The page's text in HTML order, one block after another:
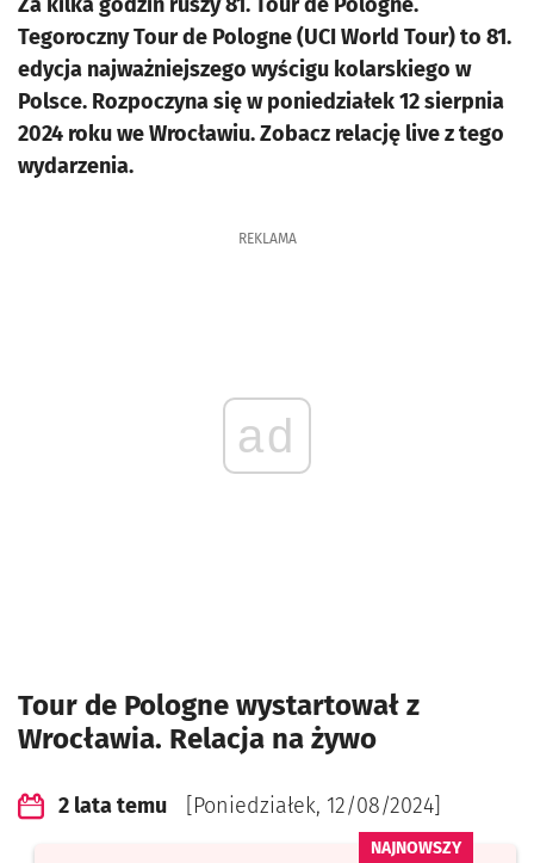
Tegoroczny Tour de Pologne (UCI World Tour) to 81.
edycja najważniejszego wyścigu kolarskiego w
Polsce. Rozpoczyna się w poniedziałek 12 sierpnia
2024 roku we Wrocławiu. Zobacz relację live z tego
wydarzenia.
REKLAMA
ad
Tour de Pologne wystartował z
Wrocławia. Relacja na żywo
2 lata temu [Poniedziałek, 12/08/2024]